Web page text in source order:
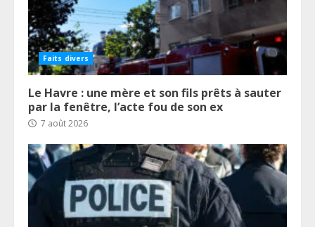
Faits divers
Le Havre : une mère et son fils prêts à sauter
par la fenêtre, l’acte fou de son ex
7 août 2026